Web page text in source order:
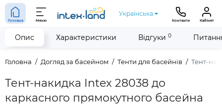
Головна Меню
Українська
Контакти Кабінет
Головна Догляд за басейном Тенти для басейнів Тент-
Тент-накидка Intex 28038 до
каркасного прямокутного басейна
Опис Характеристики Відгуки 0